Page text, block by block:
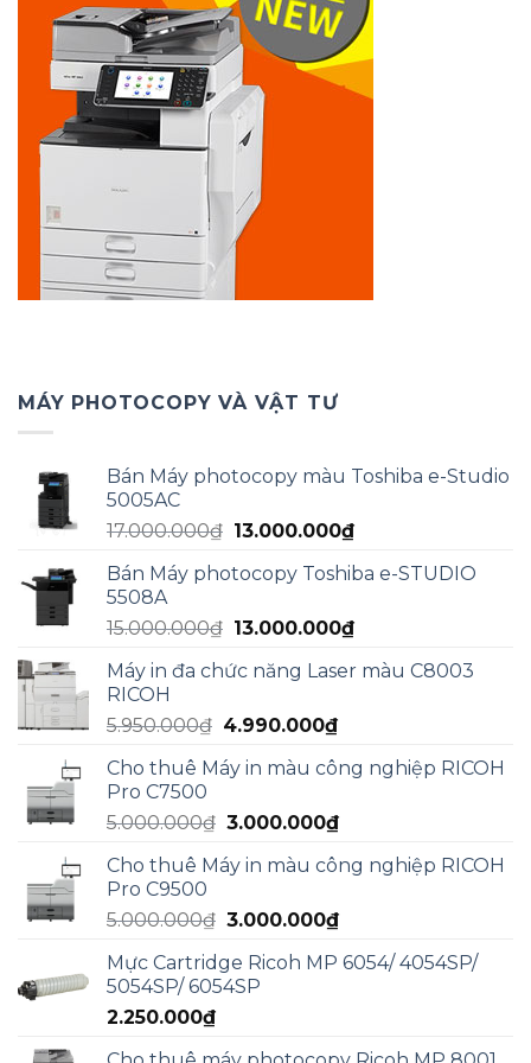
MÁY PHOTOCOPY VÀ VẬT TƯ
Bán Máy photocopy màu Toshiba e-Studio
5005AC
17.000.000₫ Giá
là:
13.000.000₫Giá
tại
13.000.000₫.
Bán Máy photocopy Toshiba e-STUDIO
5508A
15.000.000₫ Giá
là:
13.000.000₫Giá
tại
Máy in đa chức năng Laser màu C8003
RICOH
5.950.000₫ Giá
là:
4.990.000₫Giá
tại
4.990.000₫.
Cho thuê Máy in màu công nghiệp RICOH
Pro C7500
5.000.000₫ Giá
là:
3.000.000₫Giá
tại
3.000.000₫.
Cho thuê Máy in màu công nghiệp RICOH
Pro C9500
5.000.000₫ Giá
là:
5.000.000₫.
3.000.000₫Giá
tại
Mực Cartridge Ricoh MP 6054/ 4054SP/
5054SP/ 6054SP
2.250.000₫